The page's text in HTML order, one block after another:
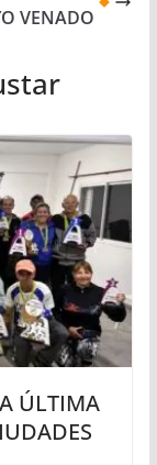
VENADO
ÚLTIMA